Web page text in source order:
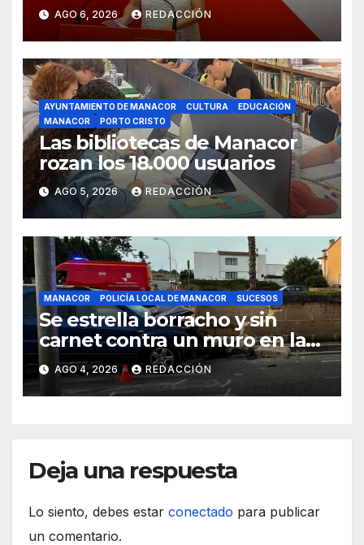
modelo turístico y de vivienda
AGO 6, 2026 REDACCIÓN
AYUNTAMIENTO DE MANACOR CULTURA
EDUCACIÓN
MANACOR
PORTO CRISTO
Las bibliotecas de Manacor
rozan los 18.000 usuarios
AGO 5, 2026 REDACCIÓN
MANACOR POLICÍA LOCAL DE MANACOR SUCESOS
Se estrella borracho y sin
carnet contra un muro en la
ronda del Port de Manacor y
lo destroza
AGO 4, 2026 REDACCIÓN
Deja una respuesta
Lo siento, debes estar conectado para publicar
un comentario.